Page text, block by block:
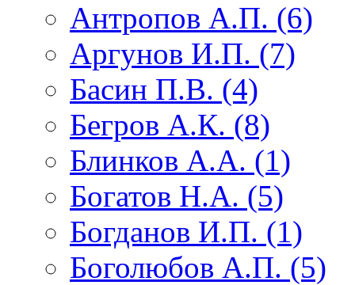
Антропов А.П. (6)
Аргунов И.П. (7)
Басин П.В. (4)
Бегров А.К. (8)
Блинков А.А. (1)
Богатов Н.А. (5)
Богданов И.П. (1)
Боголюбов А.П. (5)